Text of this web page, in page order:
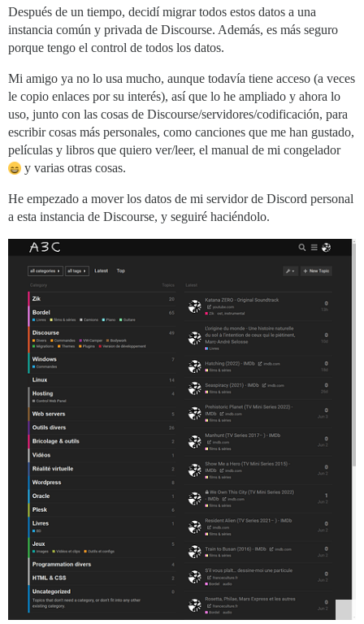
Después de un tiempo, decidí migrar todos estos datos a una
instancia común y privada de Discourse. Además, es más seguro
porque tengo el control de todos los datos.
Mi amigo ya no lo usa mucho, aunque todavía tiene acceso (a veces
le copio enlaces por su interés), así que lo he ampliado y ahora lo
uso, junto con las cosas de Discourse/servidores/codificación, para
escribir cosas más personales, como canciones que me han gustado,
películas y libros que quiero ver/leer, el manual de mi congelador
y varias otras cosas.
He empezado a mover los datos de mi servidor de Discord personal
a esta instancia de Discourse, y seguiré haciéndolo.